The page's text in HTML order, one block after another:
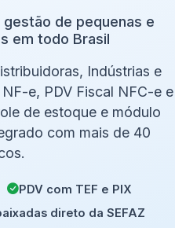
de pequenas e
em todo Brasil
Indústrias e
e, PDV Fiscal NFC-e e
de estoque e módulo
com mais de 40
PDV com TEF e PIX
direto da SEFAZ